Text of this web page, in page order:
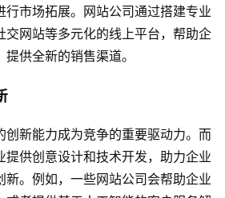
行市场拓展。网站公司通过搭建专业
交网站等多元化的线上平台，帮助企
供全新的销售渠道。
创新能力成为竞争的重要驱动力。而
提供创意设计和技术开发，助力企业
新。例如，一些网站公司会帮助企业